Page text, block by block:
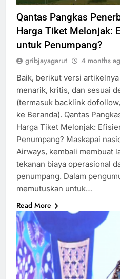
Qantas Pangkas
Harga Tiket Melonjak:
untuk Penumpang?
gribjayagarut 4 months
Baik, berikut versi
menarik, kritis, dan sesuai
(termasuk backlink
ke Beranda). Qantas
Harga Tiket Melonjak:
Penumpang? Maskapai
Airways, kembali membuat
tekanan biaya operasional
penumpang. Dalam
memutuskan untuk…
Read More